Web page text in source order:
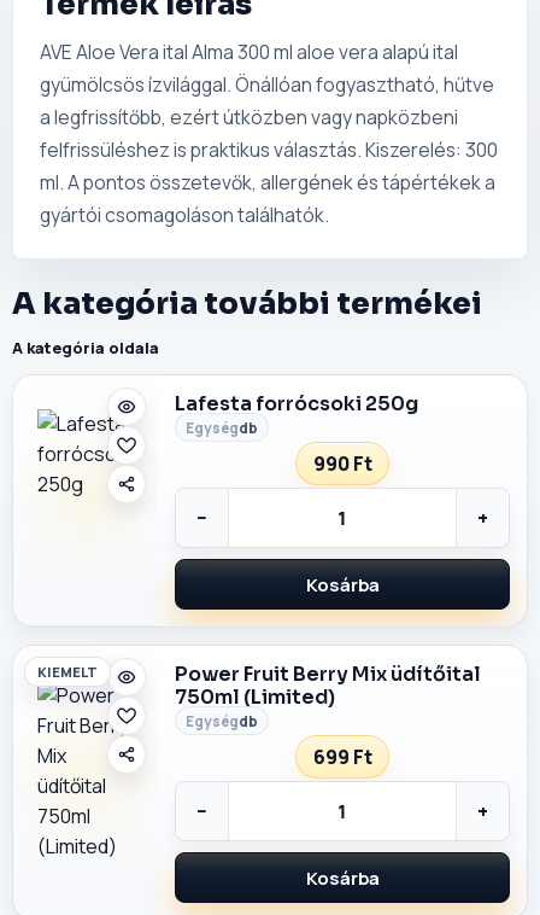
AVE Aloe Vera ital Alma 300 ml aloe vera alapú ital
gyümölcsös ízvilággal. Önállóan fogyasztható, hűtve
a legfrissítőbb, ezért útközben vagy napközbeni
felfrissüléshez is praktikus választás. Kiszerelés: 300
ml. A pontos összetevők, allergének és tápértékek a
gyártói csomagoláson találhatók.
A kategória további termékei
A kategória oldala
Lafesta forrócsoki 250g
db
990 Ft
− +
Kosárba
KIEMELT
Power Fruit Berry Mix üdítőital
750ml (Limited)
db
699 Ft
− +
Kosárba